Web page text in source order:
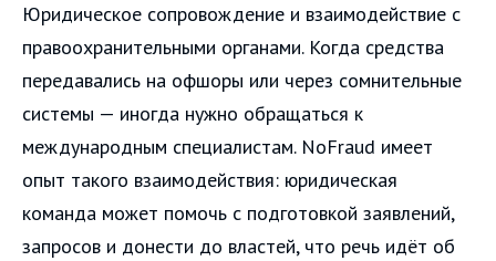
Юридическое сопровождение и взаимодействие с
правоохранительными органами. Когда средства
передавались на офшоры или через сомнительные
системы — иногда нужно обращаться к
международным специалистам. NoFraud имеет
опыт такого взаимодействия: юридическая
команда может помочь с подготовкой заявлений,
запросов и донести до властей, что речь идёт об